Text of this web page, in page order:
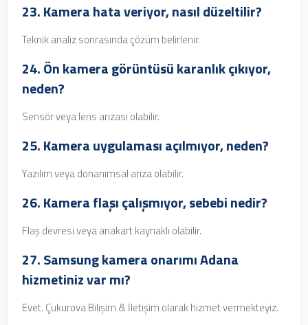
23. Kamera hata veriyor, nasıl düzeltilir?
Teknik analiz sonrasında çözüm belirlenir.
24. Ön kamera görüntüsü karanlık çıkıyor,
neden?
Sensör veya lens arızası olabilir.
25. Kamera uygulaması açılmıyor, neden?
Yazılım veya donanımsal arıza olabilir.
26. Kamera flaşı çalışmıyor, sebebi nedir?
Flaş devresi veya anakart kaynaklı olabilir.
27.Samsung kamera onarımı Adana
hizmetiniz var mı?
Evet. Çukurova Bilişim & İletişim olarak hizmet vermekteyiz.